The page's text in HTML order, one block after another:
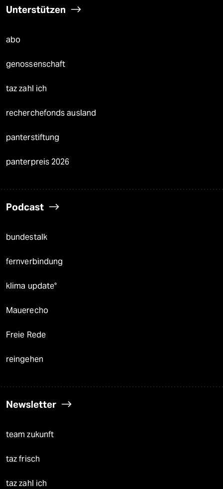
Unterstützen
abo
genossenschaft
taz zahl ich
recherchefonds ausland
panterstiftung
panterpreis 2026
Podcast
bundestalk
fernverbindung
klima update°
Mauerecho
Freie Rede
reingehen
Newsletter
team zukunft
taz frisch
taz zahl ich